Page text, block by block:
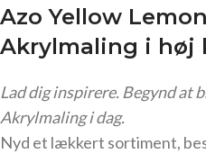
Azo Yellow
Akrylmaling i høj
Lad dig inspirere. Begynd at
Akrylmaling i dag.
Nyd et lækkert sortiment,